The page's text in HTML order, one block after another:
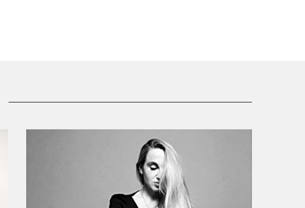
Je ne suis pas narcissique de Alain Klinger - Critique
sortie Avignon / 2019 Avignon Avignon Off. Atelier 44